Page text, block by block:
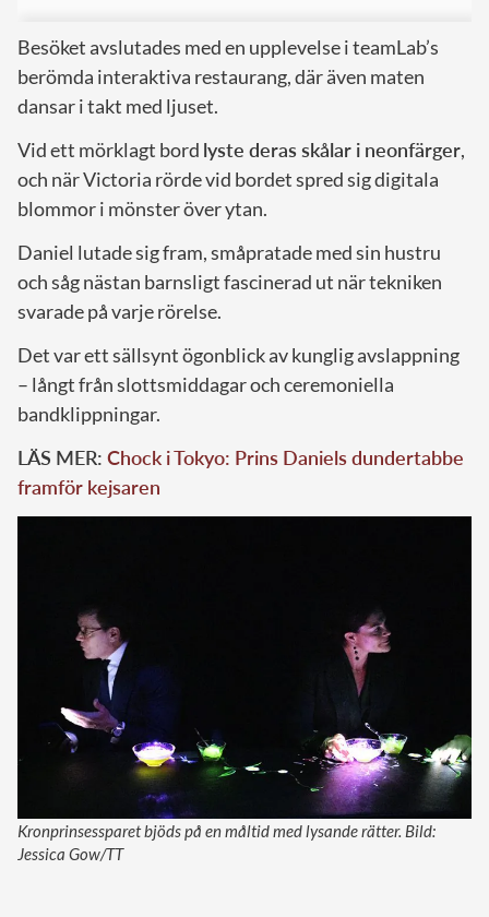
Besöket avslutades med en upplevelse i teamLab’s
berömda interaktiva restaurang, där även maten
dansar i takt med ljuset.
Vid ett mörklagt bord lyste deras skålar i neonfärger,
och när Victoria rörde vid bordet spred sig digitala
blommor i mönster över ytan.
Daniel lutade sig fram, småpratade med sin hustru
och såg nästan barnsligt fascinerad ut när tekniken
svarade på varje rörelse.
Det var ett sällsynt ögonblick av kunglig avslappning
– långt från slottsmiddagar och ceremoniella
bandklippningar.
LÄS MER: Chock i Tokyo: Prins Daniels dundertabbe
framför kejsaren
Kronprinsessparet bjöds på en måltid med lysande rätter. Bild:
Jessica Gow/TT